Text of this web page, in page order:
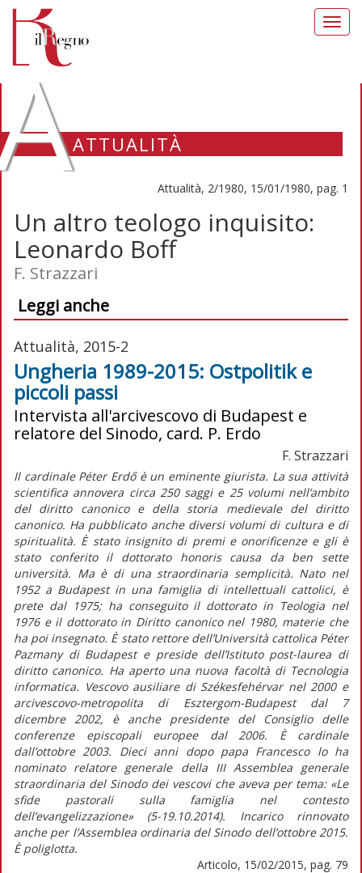
ATTUALITÀ
Attualità, 2/1980, 15/01/1980, pag. 1
Un altro teologo inquisito:
Leonardo Boff
F. Strazzari
Leggi anche
Attualità, 2015-2
Ungheria 1989-2015: Ostpolitik e
piccoli passi
Intervista all'arcivescovo di Budapest e
relatore del Sinodo, card. P. Erdo
F. Strazzari
Il cardinale Péter Erdő è un eminente giurista. La sua attività
scientifica annovera circa 250 saggi e 25 volumi nell’ambito
del diritto canonico e della storia medievale del diritto
canonico. Ha pubblicato anche diversi volumi di cultura e di
spiritualità. È stato insignito di premi e onorificenze e gli è
stato conferito il dottorato honoris causa da ben sette
università. Ma è di una straordinaria semplicità. Nato nel
1952 a Budapest in una famiglia di intellettuali cattolici, è
prete dal 1975; ha conseguito il dottorato in Teologia nel
1976 e il dottorato in Diritto canonico nel 1980, materie che
ha poi insegnato. È stato rettore dell’Università cattolica Péter
Pazmany di Budapest e preside dell’Istituto post-laurea di
diritto canonico. Ha aperto una nuova facoltà di Tecnologia
informatica. Vescovo ausiliare di Székesfehérvar nel 2000 e
arcivescovo-metropolita di Esztergom-Budapest dal 7
dicembre 2002, è anche presidente del Consiglio delle
conferenze episcopali europee dal 2006. È cardinale
dall’ottobre 2003. Dieci anni dopo papa Francesco lo ha
nominato relatore generale della III Assemblea generale
straordinaria del Sinodo dei vescovi che aveva per tema: «Le
sfide pastorali sulla famiglia nel contesto
dell’evangelizzazione» (5-19.10.2014). Incarico rinnovato
anche per l’Assemblea ordinaria del Sinodo dell’ottobre 2015.
È poliglotta.
Articolo, 15/02/2015, pag. 79